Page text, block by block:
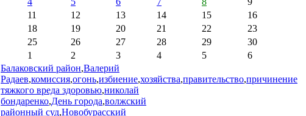
11 12 13 14 15
16
18 19 20 21 22
23
25 26 27 28 29
30
1 2 3 4 5
6
Балаковский район,Валерий
Радаев,комиссия,огонь,избиение,хозяйства,правительство,причинение
тяжкого вреда здоровью,николай
бондаренко,День города,волжский
районный суд,Новобурасский